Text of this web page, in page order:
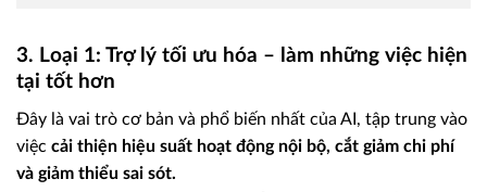
3. Loại 1: Trợ lý tối ưu hóa – làm những việc hiện
tại tốt hơn
Đây là vai trò cơ bản và phổ biến nhất của AI, tập trung vào
việc cải thiện hiệu suất hoạt động nội bộ, cắt giảm chi phí
và giảm thiểu sai sót.